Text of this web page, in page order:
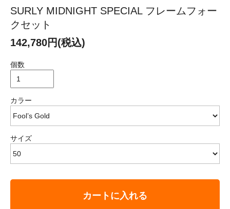
SURLY MIDNIGHT SPECIAL フレームフォー
クセット
142,780円(税込)
個数
カラー
サイズ
カートに入れる